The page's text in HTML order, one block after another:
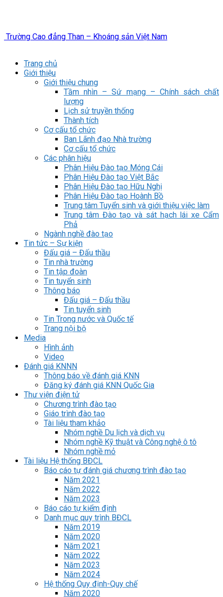
Trường Cao đẳng Than – Khoáng sản Việt Nam
Trang chủ
Giới thiệu
Giới thiệu chung
Tầm nhìn – Sứ mạng – Chính sách chất
lượng
Lịch sử truyền thống
Thành tích
Cơ cấu tổ chức
Ban Lãnh đạo Nhà trường
Cơ cấu tổ chức
Các phân hiệu
Phân Hiệu Đào tạo Móng Cái
Phân Hiệu Đào tạo Việt Bắc
Phân Hiệu Đào tạo Hữu Nghị
Phân Hiệu Đào tạo Hoành Bồ
Trung tâm Tuyển sinh và giới thiệu việc làm
Trung tâm Đào tạo và sát hạch lái xe Cẩm
Phả
Ngành nghề đào tạo
Tin tức – Sự kiện
Đấu giá – Đấu thầu
Tin nhà trường
Tin tập đoàn
Tin tuyển sinh
Thông báo
Đấu giá – Đấu thầu
Tin tuyển sinh
Tin Trong nước và Quốc tế
Trang nội bộ
Media
Hình ảnh
Video
Đánh giá KNNN
Thông báo về đánh giá KNN
Đăng ký đánh giá KNN Quốc Gia
Thư viện điện tử
Chương trình đào tạo
Giáo trình đào tạo
Tài liệu tham khảo
Nhóm nghề Du lịch và dịch vụ
Nhóm nghề Kỹ thuật và Công nghệ ô tô
Nhóm nghề mỏ
Tài liệu Hệ thống BĐCL
Báo cáo tự đánh giá chương trình đào tạo
Năm 2021
Năm 2022
Năm 2023
Báo cáo tự kiểm định
Danh mục quy trình BĐCL
Năm 2019
Năm 2020
Năm 2021
Năm 2022
Năm 2023
Năm 2024
Hệ thống Quy định-Quy chế
Năm 2020